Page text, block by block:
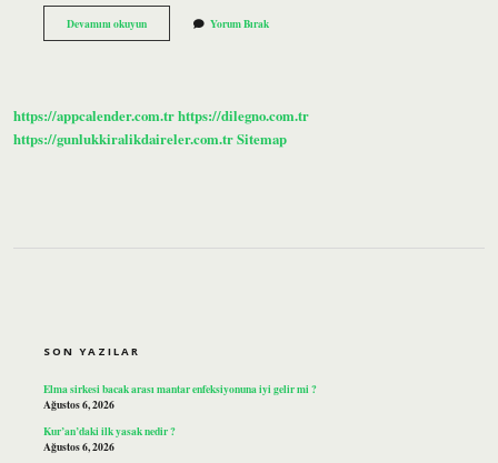
Devamını okuyunSelcuk
Ecza
Yorum Bırak
https://appcalender.com.trhttps://dilegno.com.tr
https://gunlukkiralikdaireler.com.trSitemap
SON YAZILAR
Elma sirkesi bacak arası mantar enfeksiyonuna iyi gelir mi ?
Ağustos 6, 2026
Kur’an’daki ilk yasak nedir ?
Ağustos 6, 2026